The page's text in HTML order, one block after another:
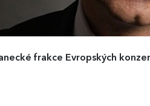
frakce Evropských